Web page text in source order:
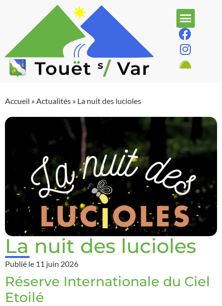
Accueil » Actualités » La nuit des lucioles
La nuit des lucioles
Publié le 11 juin 2026
Réserve Internationale du Ciel
Etoilé